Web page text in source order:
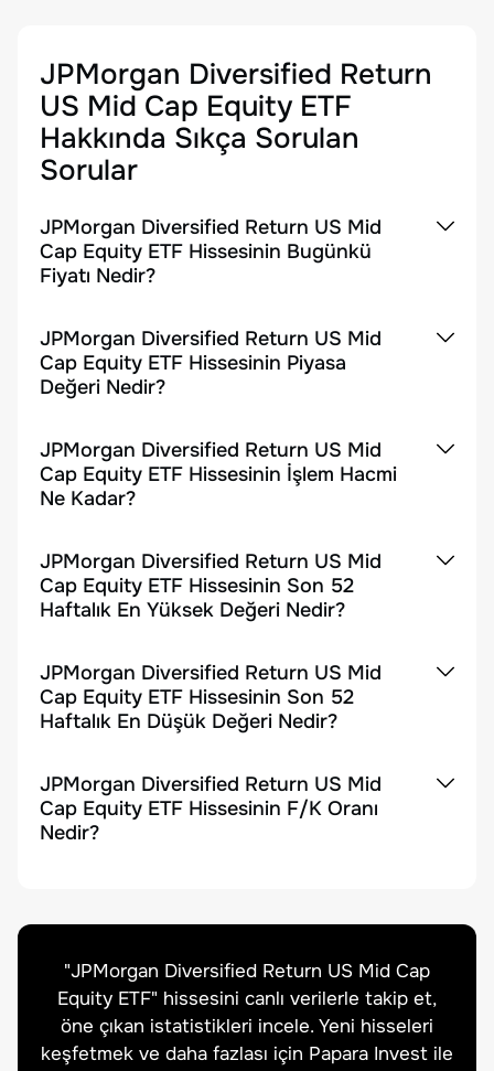
JPMorgan Diversified Return
US Mid Cap Equity ETF
Hakkında Sıkça Sorulan
Sorular
JPMorgan Diversified Return US Mid
Cap Equity ETF Hissesinin Bugünkü
Fiyatı Nedir?
JPMorgan Diversified Return US Mid
Cap Equity ETF Hissesinin Piyasa
Değeri Nedir?
JPMorgan Diversified Return US Mid
Cap Equity ETF Hissesinin İşlem Hacmi
Ne Kadar?
JPMorgan Diversified Return US Mid
Cap Equity ETF Hissesinin Son 52
Haftalık En Yüksek Değeri Nedir?
JPMorgan Diversified Return US Mid
Cap Equity ETF Hissesinin Son 52
Haftalık En Düşük Değeri Nedir?
JPMorgan Diversified Return US Mid
Cap Equity ETF Hissesinin F/K Oranı
Nedir?
"JPMorgan Diversified Return US Mid Cap
Equity ETF" hissesini canlı verilerle takip et,
öne çıkan istatistikleri incele. Yeni hisseleri
keşfetmek ve daha fazlası için Papara Invest ile